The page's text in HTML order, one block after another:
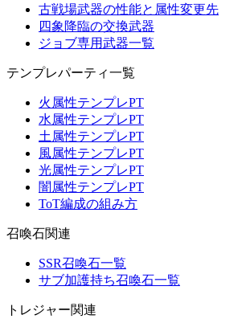
古戦場武器の性能と属性変更先
四象降臨の交換武器
ジョブ専用武器一覧
テンプレパーティ一覧
火属性テンプレPT
水属性テンプレPT
土属性テンプレPT
風属性テンプレPT
光属性テンプレPT
闇属性テンプレPT
ToT編成の組み方
召喚石関連
SSR召喚石一覧
サブ加護持ち召喚石一覧
トレジャー関連